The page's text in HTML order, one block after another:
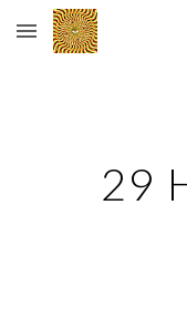
Skip to main content
29